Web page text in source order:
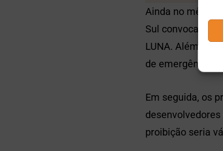
Ainda no mês de
Sul convocaram
LUNA. Além
de emergência”
Em seguida, os
proibição seria